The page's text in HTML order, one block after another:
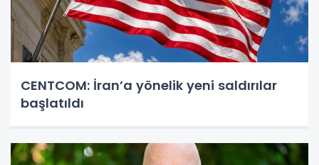
CENTCOM: İran’a yönelik yeni saldırılar
başlatıldı